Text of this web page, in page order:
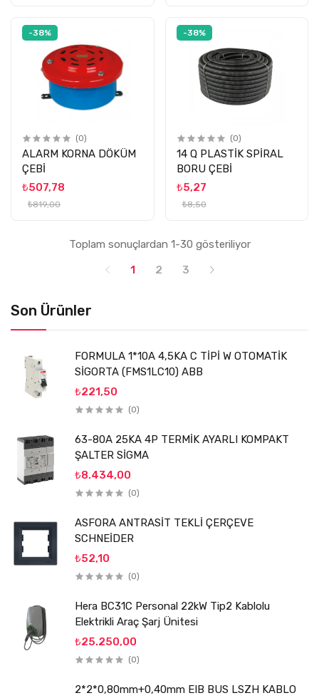
Son Ürünler
FORMULA 1*10A 4,5KA C TİPİ W OTOMATİK
SİGORTA (FMS1LC10) ABB
₺221,50
(0)
63-80A 25KA 4P TERMİK AYARLI KOMPAKT
ŞALTER SİGMA
₺8.434,00
(0)
ASFORA ANTRASİT TEKLİ ÇERÇEVE
SCHNEİDER
₺52,10
(0)
Hera BC31C Personal 22kW Tip2 Kablolu
Elektrikli Araç Şarj Ünitesi
₺25.250,00
(0)
2*2*0,80mm+0,40mm EIB BUS LSZH KABLO
-38%
(0)
ALARM KORNA DÖKÜM
ÇEBİ
₺507,78
₺819,00
-38%
(0)
14 Q PLASTİK SPİRAL
BORU ÇEBİ
₺5,27
₺8,50
Toplam sonuçlardan 1-30 gösteriliyor
1
2 3